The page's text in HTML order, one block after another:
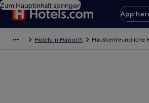
Zum Hauptinhalt springen
App
Hotels in Haworth Haustierfreundliche